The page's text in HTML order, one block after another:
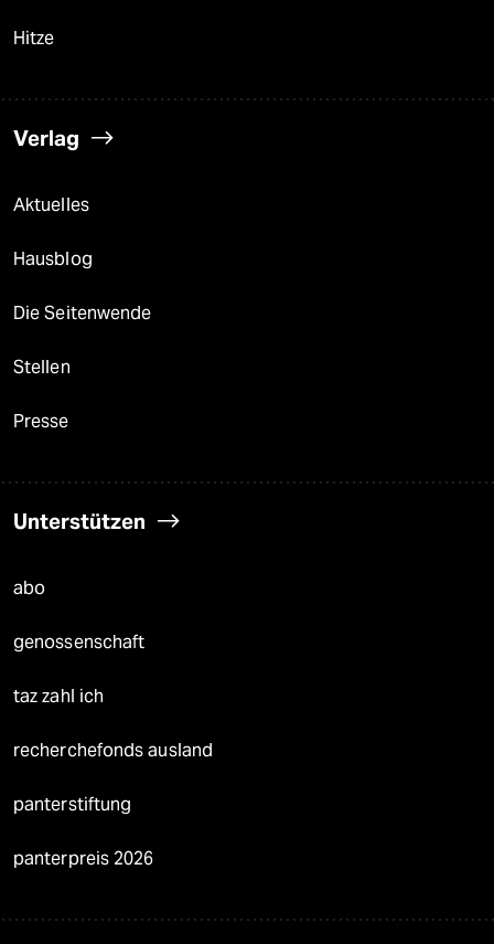
Hitze
Verlag
Aktuelles
Hausblog
Die Seitenwende
Stellen
Presse
Unterstützen
abo
genossenschaft
taz zahl ich
recherchefonds ausland
panterstiftung
panterpreis 2026